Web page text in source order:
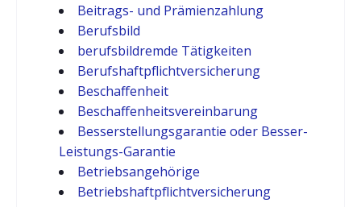
Beitrags- und Prämienzahlung
Berufsbild
berufsbildremde Tätigkeiten
Berufshaftpflichtversicherung
Beschaffenheit
Beschaffenheitsvereinbarung
Besserstellungsgarantie oder Besser-
Leistungs-Garantie
Betriebsangehörige
Betriebshaftpflichtversicherung